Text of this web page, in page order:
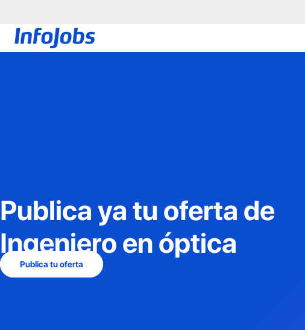
Publica ya tu oferta de
Ingeniero en óptica
Publica tu oferta